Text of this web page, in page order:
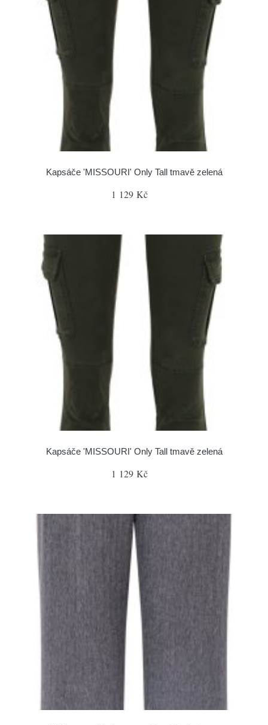
Kapsáče 'MISSOURI' Only Tall tmavě zelená
1 129 Kč
Kapsáče 'MISSOURI' Only Tall tmavě zelená
1 129 Kč